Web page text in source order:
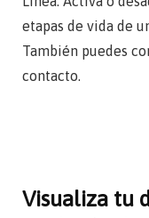
etapas de vida de
También puedes
contacto.
Visualiza tu